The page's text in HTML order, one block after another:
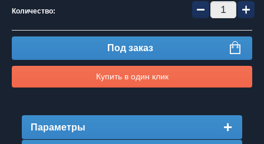
Количество: − +
Под заказ
Купить в один клик
Параметры